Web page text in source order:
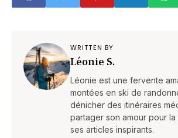
WRITTEN BY
Léonie S.
Léonie est une fervente
montées en ski de
dénicher des itinéraires
partager son amour pour
ses articles inspirants.